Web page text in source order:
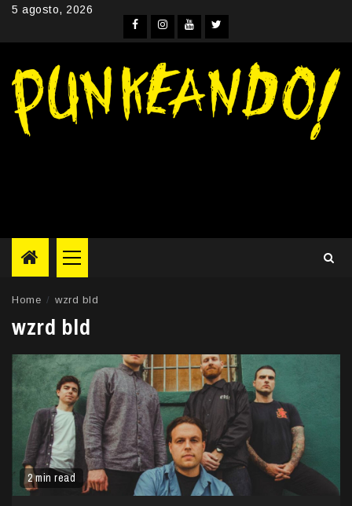
Skip5 agosto, 2026
Facebook
Instagram
YouTube
Twitter
Primary
Menu
Home wzrd bld
wzrd bld
2 min read